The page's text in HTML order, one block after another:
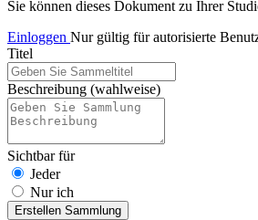
Sie können dieses Dokument zu Ihrer
Einloggen Nur gültig für autorisierte
Titel
Beschreibung (wahlweise)
Sichtbar für
Jeder
Nur ich
Erstellen Sammlung